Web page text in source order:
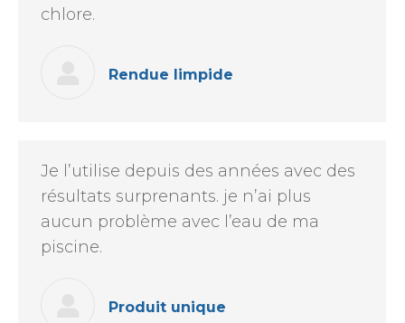
chlore.
Rendue limpide
Je l’utilise depuis des années avec des
résultats surprenants. je n’ai plus
aucun problème avec l’eau de ma
piscine.
Produit unique